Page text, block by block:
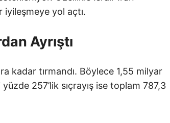
iyileşmeye yol açtı.
Ayrıştı
kadar tırmandı. Böylece 1,55 milyar
257’lik sıçrayış ise toplam 787,3